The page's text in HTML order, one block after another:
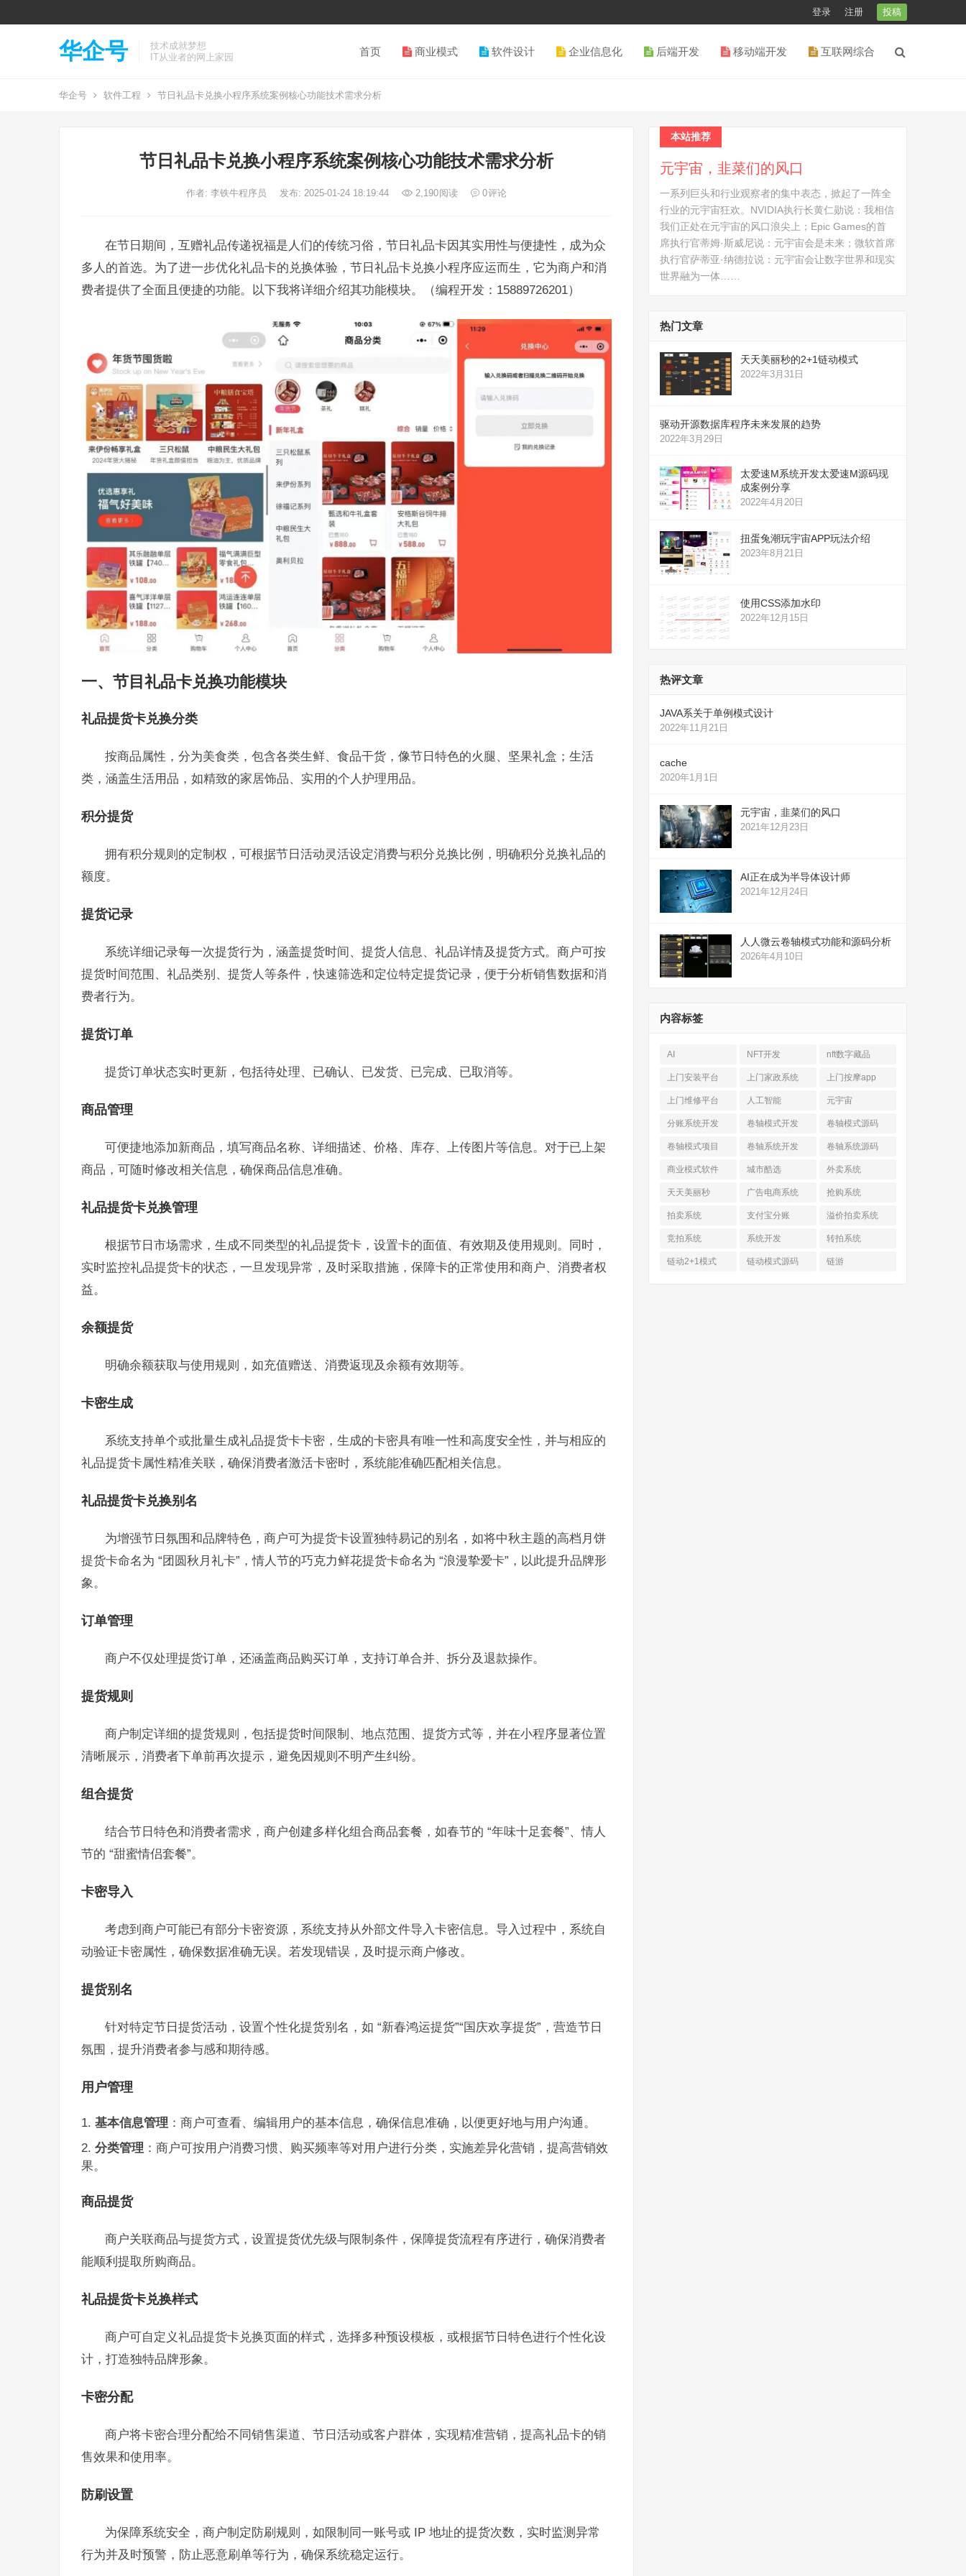
登录 注册 投稿
华企号
技术成就梦想
IT从业者的网上家园
首页 商业模式 软件设计 企业信息化 后端开发 移动端开发 互联网综合
华企号 软件工程 节日礼品卡兑换小程序系统案例核心功能技术需求分析
节日礼品卡兑换小程序系统案例核心功能技术需求分析
作者: 李铁牛程序员 发布: 2025-01-24 18:19:44 2,190阅读 0评论
在节日期间，互赠礼品传递祝福是人们的传统习俗，节日礼品卡因其实用性与便捷性，成为众
多人的首选。为了进一步优化礼品卡的兑换体验，节日礼品卡兑换小程序应运而生，它为商户和消
费者提供了全面且便捷的功能。以下我将详细介绍其功能模块。（编程开发：15889726201）
一、 节目礼品卡兑换功能模块
礼品提货卡兑换分类
按商品属性，分为美食类，包含各类生鲜、食品干货，像节日特色的火腿、坚果礼盒；生活
类，涵盖生活用品，如精致的家居饰品、实用的个人护理用品。
积分提货
拥有积分规则的定制权，可根据节日活动灵活设定消费与积分兑换比例，明确积分兑换礼品的
额度。
提货记录
系统详细记录每一次提货行为，涵盖提货时间、提货人信息、礼品详情及提货方式。商户可按
提货时间范围、礼品类别、提货人等条件，快速筛选和定位特定提货记录，便于分析销售数据和消
费者行为。
提货订单
提货订单状态实时更新，包括待处理、已确认、已发货、已完成、已取消等。
商品管理
可便捷地添加新商品，填写商品名称、详细描述、价格、库存、上传图片等信息。对于已上架
商品，可随时修改相关信息，确保商品信息准确。
礼品提货卡兑换管理
根据节日市场需求，生成不同类型的礼品提货卡，设置卡的面值、有效期及使用规则。同时，
实时监控礼品提货卡的状态，一旦发现异常，及时采取措施，保障卡的正常使用和商户、消费者权
益。
余额提货
明确余额获取与使用规则，如充值赠送、消费返现及余额有效期等。
卡密生成
系统支持单个或批量生成礼品提货卡卡密，生成的卡密具有唯一性和高度安全性，并与相应的
礼品提货卡属性精准关联，确保消费者激活卡密时，系统能准确匹配相关信息。
礼品提货卡兑换别名
为增强节日氛围和品牌特色，商户可为提货卡设置独特易记的别名，如将中秋主题的高档月饼
提货卡命名为 “团圆秋月礼卡”，情人节的巧克力鲜花提货卡命名为 “浪漫挚爱卡”，以此提升品牌形
象。
订单管理
商户不仅处理提货订单，还涵盖商品购买订单，支持订单合并、拆分及退款操作。
提货规则
商户制定详细的提货规则，包括提货时间限制、地点范围、提货方式等，并在小程序显著位置
清晰展示，消费者下单前再次提示，避免因规则不明产生纠纷。
组合提货
结合节日特色和消费者需求，商户创建多样化组合商品套餐，如春节的 “年味十足套餐”、情人
节的 “甜蜜情侣套餐”。
卡密导入
考虑到商户可能已有部分卡密资源，系统支持从外部文件导入卡密信息。导入过程中，系统自
动验证卡密属性，确保数据准确无误。若发现错误，及时提示商户修改。
提货别名
针对特定节日提货活动，设置个性化提货别名，如 “新春鸿运提货”“国庆欢享提货”，营造节日
氛围，提升消费者参与感和期待感。
用户管理
基本信息管理 ：商户可查看、编辑用户的基本信息，确保信息准确，以便更好地与用户沟通。
分类管理 ：商户可按用户消费习惯、购买频率等对用户进行分类，实施差异化营销，提高营销效
果。
商品提货
商户关联商品与提货方式，设置提货优先级与限制条件，保障提货流程有序进行，确保消费者
能顺利提取所购商品。
礼品提货卡兑换样式
商户可自定义礼品提货卡兑换页面的样式，选择多种预设模板，或根据节日特色进行个性化设
计，打造独特品牌形象。
卡密分配
商户将卡密合理分配给不同销售渠道、节日活动或客户群体，实现精准营销，提高礼品卡的销
售效果和使用率。
防刷设置
为保障系统安全，商户制定防刷规则，如限制同一账号或 IP 地址的提货次数，实时监测异常
行为并及时预警，防止恶意刷单等行为，确保系统稳定运行。
本站推荐
元宇宙，韭菜们的风口
一系列巨头和行业观察者的集中表态，掀起了一阵全
行业的元宇宙狂欢。NVIDIA执行长黄仁勋说：我相信
我们正处在元宇宙的风口浪尖上；Epic Games的首
席执行官蒂姆·斯威尼说：元宇宙会是未来；微软首席
执行官萨蒂亚·纳德拉说：元宇宙会让数字世界和现实
世界融为一体……
热门文章
天天美丽秒的2+1链动模式
2022年3月31日
驱动开源数据库程序未来发展的趋势
2022年3月29日
太爱速M系统开发太爱速M源码现
成案例分享
2022年4月20日
扭蛋兔潮玩宇宙APP玩法介绍
2023年8月21日
使用CSS添加水印
2022年12月15日
热评文章
JAVA系关于单例模式设计
2022年11月21日
cache
2020年1月1日
元宇宙，韭菜们的风口
2021年12月23日
AI正在成为半导体设计师
2021年12月24日
人人微云卷轴模式功能和源码分析
2026年4月10日
内容标签
AI NFT开发 nft数字藏品
上门安装平台 上门家政系统 上门按摩app
上门维修平台 人工智能 元宇宙
分账系统开发 卷轴模式开发 卷轴模式源码
卷轴模式项目 卷轴系统开发 卷轴系统源码
商业模式软件 城市酷选 外卖系统
天天美丽秒 广告电商系统 抢购系统
拍卖系统 支付宝分账 溢价拍卖系统
竞拍系统 系统开发 转拍系统
链动2+1模式 链动模式源码 链游